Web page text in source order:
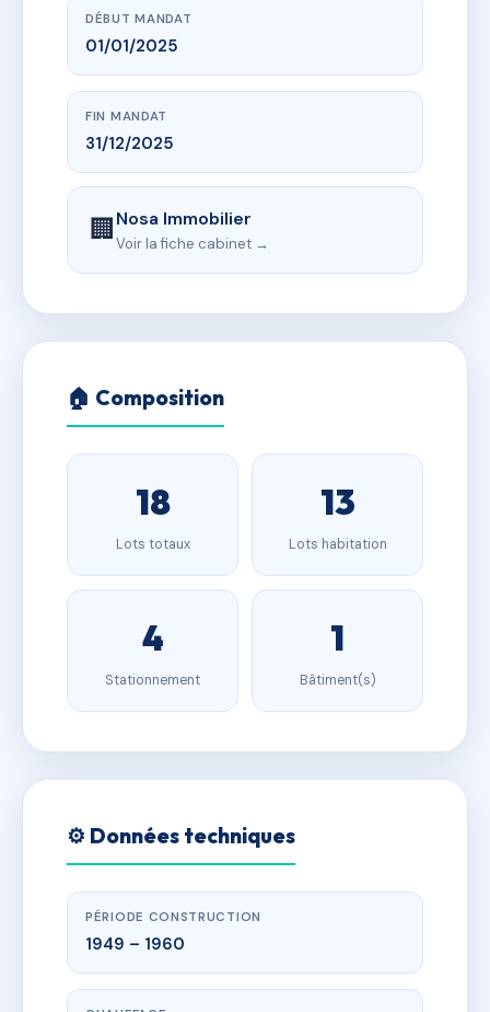
DÉBUT MANDAT
01/01/2025
FIN MANDAT
31/12/2025
🏢Nosa Immobilier
Voir la fiche cabinet →
🏠 Composition
18
Lots totaux
13
Lots habitation
4
Stationnement
1
Bâtiment(s)
⚙️ Données techniques
PÉRIODE CONSTRUCTION
1949 – 1960